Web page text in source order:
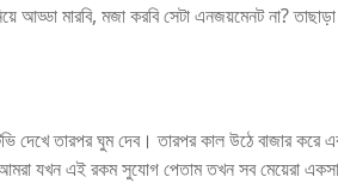
আড্ডা মারবি, মজা করবি সেটা এনজয়মেনট না?
দেখে তারপর ঘুম দেব। তারপর কাল উঠে বাজার করে
যখন এই রকম সুযোগ পেতাম তখন সব মেয়েরা